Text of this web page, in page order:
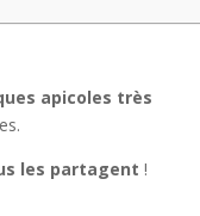
apicoles très
les partagent !